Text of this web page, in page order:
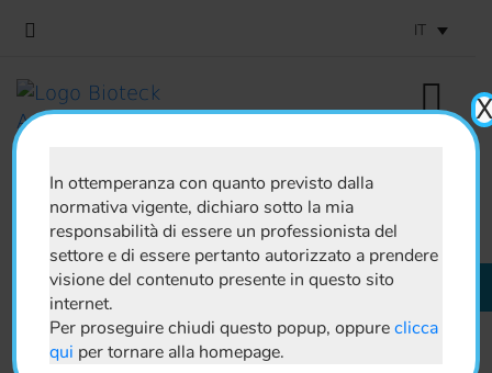
IT
News & Blog
Iscriviti alla
ORTOPEDIA
In ottemperanza con quanto previsto dalla
normativa vigente, dichiaro sotto la mia
responsabilità di essere un professionista del
settore e di essere pertanto autorizzato a prendere
visione del contenuto presente in questo sito
internet.
Per proseguire chiudi questo popup, oppureclicca
qui per tornare alla homepage.
X